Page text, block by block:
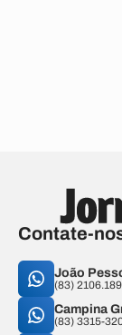
Contate-
João
(83)
Campina
(83) 3315-